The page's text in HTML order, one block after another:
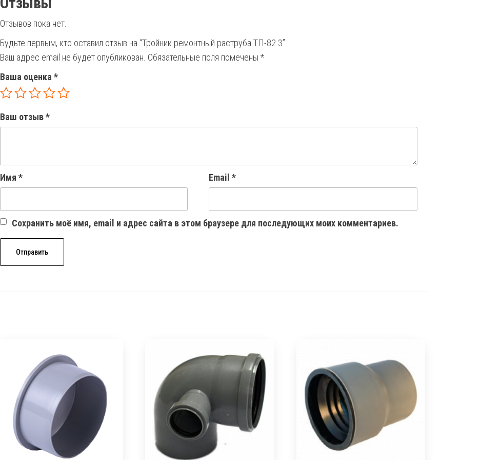
Отзывов пока нет.
Будьте первым, кто оставил отзыв на “Тройник ремонтный раструба ТП-82.3”
Ваш адрес email не будет опубликован. Обязательные поля помечены *
Ваша оценка *
Ваш отзыв*
Имя * Email *
Сохранить моё имя, email и адрес сайта в этом браузере для последующих моих комментариев.